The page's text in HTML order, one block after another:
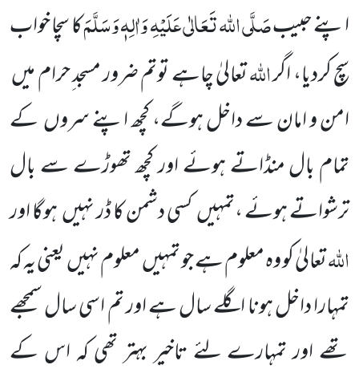
اپنےحبیبصَلَّی اللہ تَعَالٰی عَلَیْہِ وَاٰلِہٖ وَسَلَّمَکا سچا خواب
سچ کردیا، اگراللہتعالیٰ چاہے توتم ضرور مسجد ِحرام میں
امن و امان سے داخل ہوگے، کچھ اپنے سروںکے
تمام بال منڈاتے ہوئےاور کچھ تھوڑے سے بال
ترشواتےہوئے ،تمہیںکسی دشمن کا ڈر نہیںہوگا اور
اللہتعالیٰ کو وہ معلوم ہے جو تمہیںمعلوم نہیںیعنی یہ کہ
تمہارا داخل ہونا اگلے سال ہے اور تم اسی سال سمجھے
تھے اور تمہارے لئے تاخیر بہتر تھی کہ اس کے